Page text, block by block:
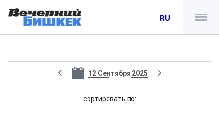
RU
12 Сентября 2025
cортировать по: